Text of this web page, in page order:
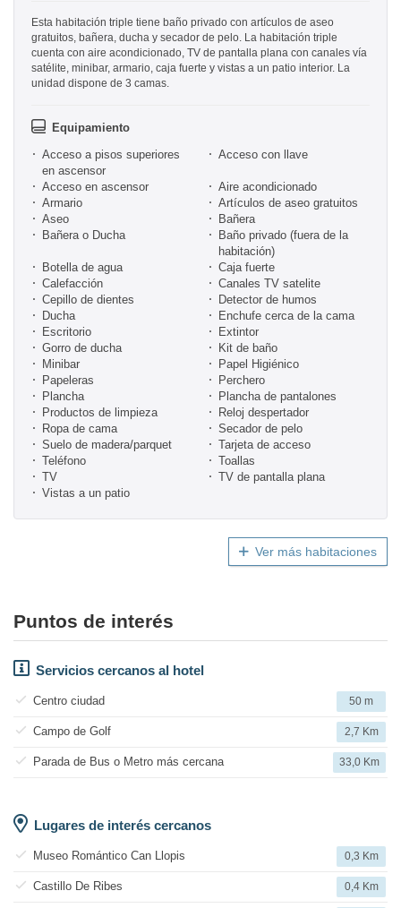
Esta habitación triple tiene baño privado con artículos de aseo
gratuitos, bañera, ducha y secador de pelo. La habitación triple
cuenta con aire acondicionado, TV de pantalla plana con canales vía
satélite, minibar, armario, caja fuerte y vistas a un patio interior. La
unidad dispone de 3 camas.
Equipamiento
Acceso a pisos superiores
en ascensor
Acceso con llave
Acceso en ascensor
Aire acondicionado
Armario
Artículos de aseo gratuitos
Aseo
Bañera
Bañera o Ducha
Baño privado (fuera de la
habitación)
Botella de agua
Caja fuerte
Calefacción
Canales TV satelite
Cepillo de dientes
Detector de humos
Ducha
Enchufe cerca de la cama
Escritorio
Extintor
Gorro de ducha
Kit de baño
Minibar
Papel Higiénico
Papeleras
Perchero
Plancha
Plancha de pantalones
Productos de limpieza
Reloj despertador
Ropa de cama
Secador de pelo
Suelo de madera/parquet
Tarjeta de acceso
Teléfono
Toallas
TV
TV de pantalla plana
Vistas a un patio
Ver más habitaciones
Puntos de interés
Servicios cercanos al hotel
Centro ciudad 50 m
Campo de Golf 2,7 Km
Parada de Bus o Metro más cercana 33,0 Km
Lugares de interés cercanos
Museo Romántico Can Llopis 0,3 Km
Castillo De Ribes 0,4 Km